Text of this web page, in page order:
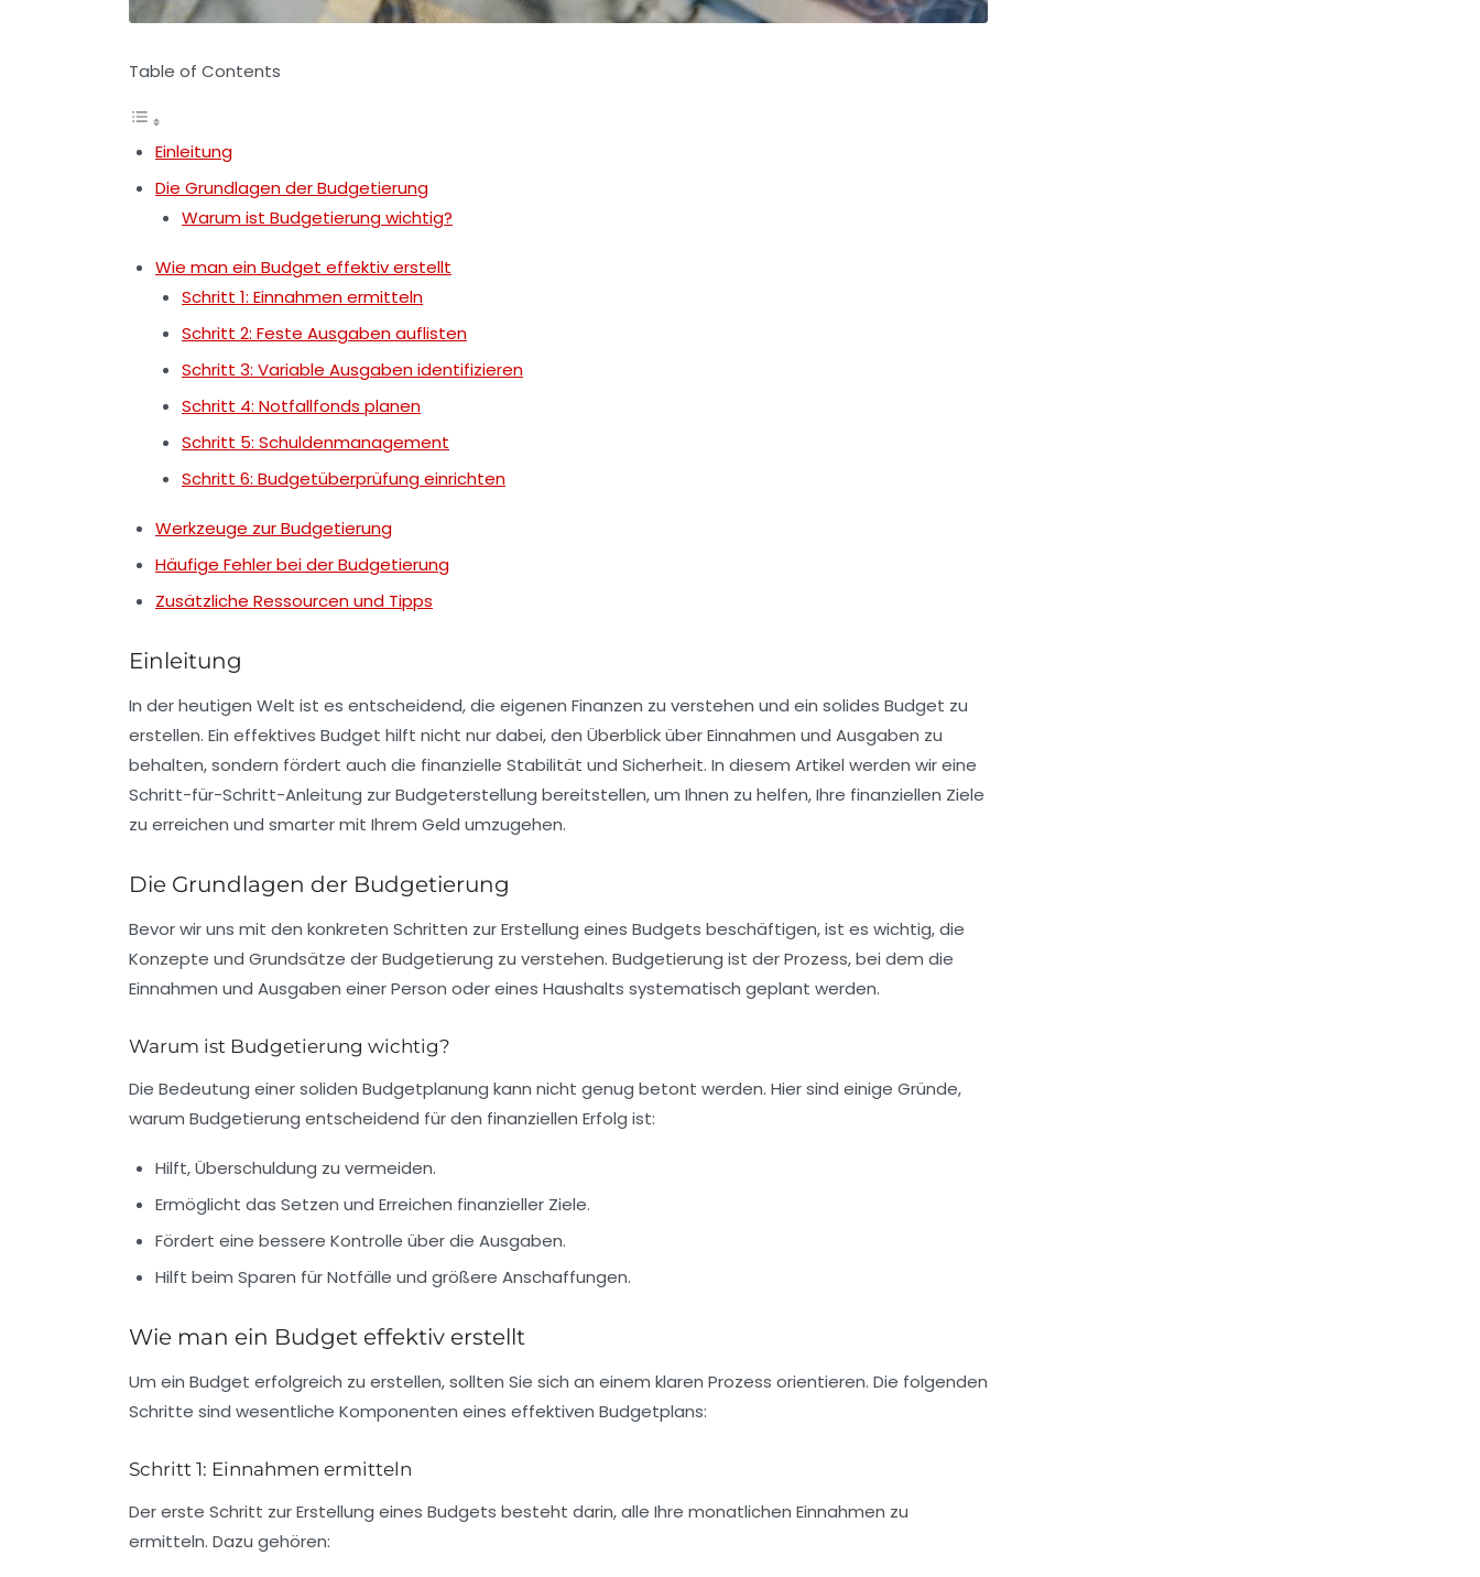
Table of Contents
Einleitung
Die Grundlagen der Budgetierung
Warum ist Budgetierung wichtig?
Wie man ein Budget effektiv erstellt
Schritt 1: Einnahmen ermitteln
Schritt 2: Feste Ausgaben auflisten
Schritt 3: Variable Ausgaben identifizieren
Schritt 4: Notfallfonds planen
Schritt 5: Schuldenmanagement
Schritt 6: Budgetüberprüfung einrichten
Werkzeuge zur Budgetierung
Häufige Fehler bei der Budgetierung
Zusätzliche Ressourcen und Tipps
Einleitung
In der heutigen Welt ist es entscheidend, die eigenen Finanzen zu verstehen und ein solides Budget zu
erstellen. Ein effektives Budget hilft nicht nur dabei, den Überblick über Einnahmen und Ausgaben zu
behalten, sondern fördert auch die finanzielle Stabilität und Sicherheit. In diesem Artikel werden wir eine
Schritt-für-Schritt-Anleitung zurBudgeterstellung bereitstellen, um Ihnen zu helfen, Ihre finanziellen Ziele
zu erreichen und smarter mit Ihrem Geld umzugehen.
Die Grundlagen der Budgetierung
Bevor wir uns mit den konkreten Schritten zur Erstellung eines Budgets beschäftigen, ist es wichtig, die
Konzepte und Grundsätze derBudgetierung zu verstehen. Budgetierung ist der Prozess, bei dem die
Einnahmen und Ausgaben einer Person oder eines Haushalts systematisch geplant werden.
Warum ist Budgetierung wichtig?
Die Bedeutung einer soliden Budgetplanung kann nicht genug betont werden. Hier sind einige Gründe,
warum Budgetierung entscheidend für den finanziellen Erfolg ist:
Hilft, Überschuldung zu vermeiden.
Ermöglicht das Setzen und Erreichen finanzieller Ziele.
Fördert eine bessere Kontrolle über die Ausgaben.
Hilft beim Sparen für Notfälle und größere Anschaffungen.
Wie man ein Budget effektiv erstellt
Um ein Budget erfolgreich zu erstellen, sollten Sie sich an einem klaren Prozess orientieren. Die folgenden
Schritte sind wesentliche Komponenten eines effektiven Budgetplans:
Schritt 1: Einnahmen ermitteln
Der erste Schritt zur Erstellung eines Budgets besteht darin, alle Ihre monatlichen Einnahmen zu
ermitteln. Dazu gehören: